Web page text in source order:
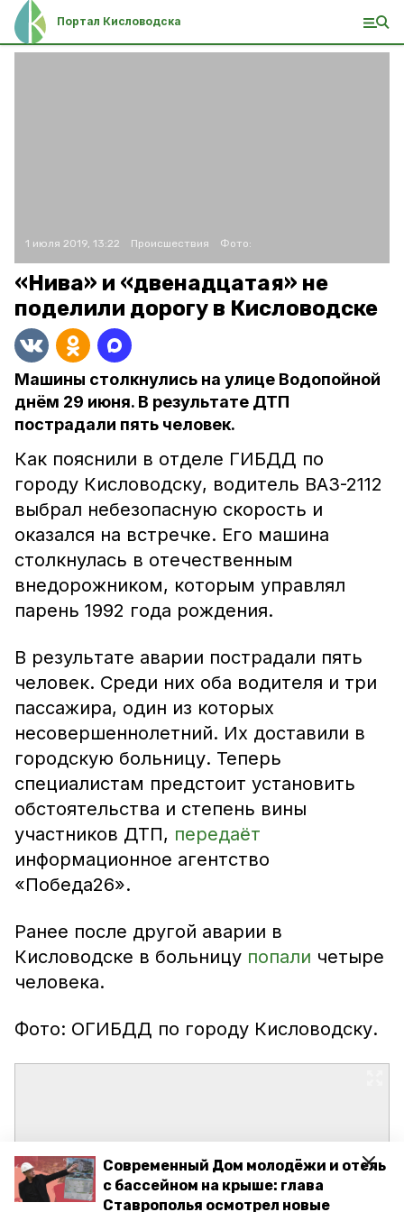
Современный Дом молодёжи и отель
с бассейном на крыше: глава
Ставрополья осмотрел новые
Портал Кисловодска
1 июля 2019, 13:22 Происшествия Фото:
«Нива» и «двенадцатая» не
поделили дорогу в Кисловодске
Машины столкнулись на улице Водопойной
днём 29 июня. В результате ДТП
пострадали пять человек.
Как пояснили в отделе ГИБДД по
городу Кисловодску, водитель ВАЗ-2112
выбрал небезопасную скорость и
оказался на встречке. Его машина
столкнулась в отечественным
внедорожником, которым управлял
парень 1992 года рождения.
В результате аварии пострадали пять
человек. Среди них оба водителя и три
пассажира, один из которых
несовершеннолетний. Их доставили в
городскую больницу. Теперь
специалистам предстоит установить
обстоятельства и степень вины
участников ДТП, передаёт
информационное агентство
«Победа26».
Ранее после другой аварии в
Кисловодске в больницу попали четыре
человека.
Фото: ОГИБДД по городу Кисловодску.